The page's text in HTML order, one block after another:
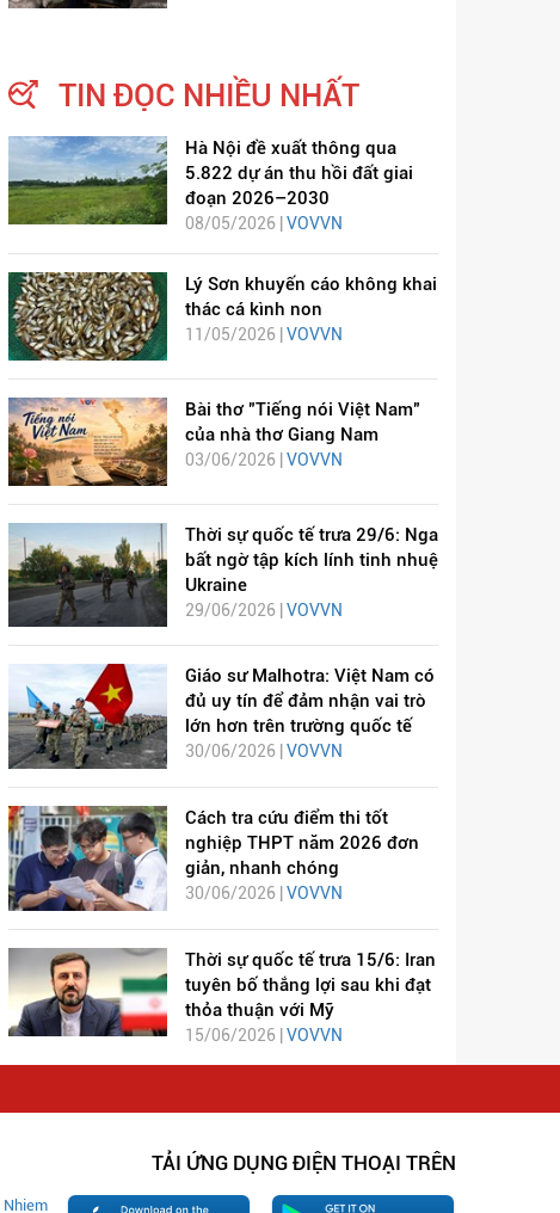
TIN ĐỌC NHIỀU NHẤT
Hà Nội đề xuất thông qua
5.822 dự án thu hồi đất giai
đoạn 2026–2030
08/05/2026 |VOVVN
Lý Sơn khuyến cáo không khai
thác cá kình non
11/05/2026 |VOVVN
Bài thơ "Tiếng nói Việt Nam"
của nhà thơ Giang Nam
03/06/2026 | VOVVN
Thời sự quốc tế trưa 29/6: Nga
bất ngờ tập kích lính tinh nhuệ
Ukraine
29/06/2026 | VOVVN
Giáo sư Malhotra: Việt Nam có
đủ uy tín để đảm nhận vai trò
lớn hơn trên trường quốc tế
30/06/2026 |VOVVN
Cách tra cứu điểm thi tốt
nghiệp THPT năm 2026 đơn
giản, nhanh chóng
30/06/2026 | VOVVN
Thời sự quốc tế trưa 15/6: Iran
tuyên bố thắng lợi sau khi đạt
thỏa thuận với Mỹ
15/06/2026 | VOVVN
TẢI ỨNG DỤNG ĐIỆN THOẠI TRÊN